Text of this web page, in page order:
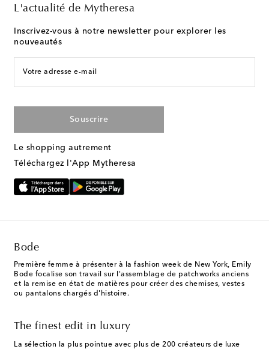
L'actualité de Mytheresa
Inscrivez-vous à notre newsletter pour explorer les
nouveautés
Votre adresse e-mail
Souscrire
Le shopping autrement
Téléchargez l'App Mytheresa
Bode
Première femme à présenter à la fashion week de New York, Emily
Bode focalise son travail sur l'assemblage de patchworks anciens
et la remise en état de matières pour créer des chemises, vestes
ou pantalons chargés d'histoire.
The finest edit in luxury
La sélection la plus pointue avec plus de 200 créateurs de luxe